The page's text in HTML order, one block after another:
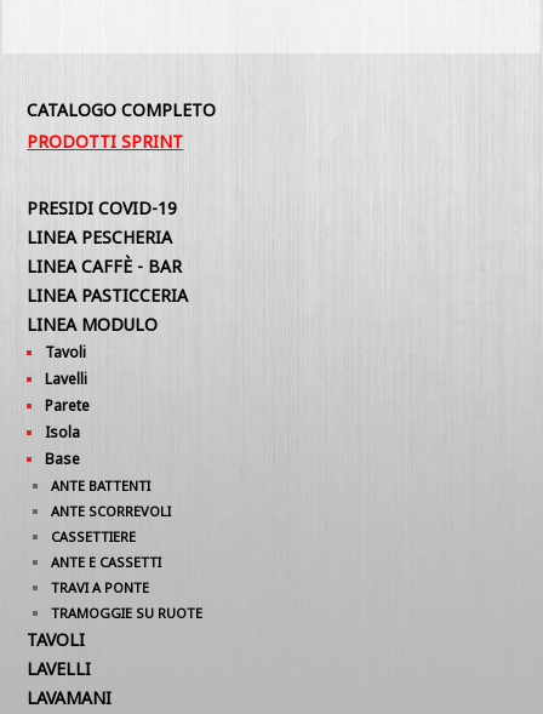
CATALOGO COMPLETO
PRODOTTI SPRINT
PRESIDI COVID-19
LINEA PESCHERIA
LINEA CAFFÈ - BAR
LINEA PASTICCERIA
LINEA MODULO
Tavoli
Lavelli
Parete
Isola
Base
ANTE BATTENTI
ANTE SCORREVOLI
CASSETTIERE
ANTE E CASSETTI
TRAVI A PONTE
TRAMOGGIE SU RUOTE
TAVOLI
LAVELLI
LAVAMANI